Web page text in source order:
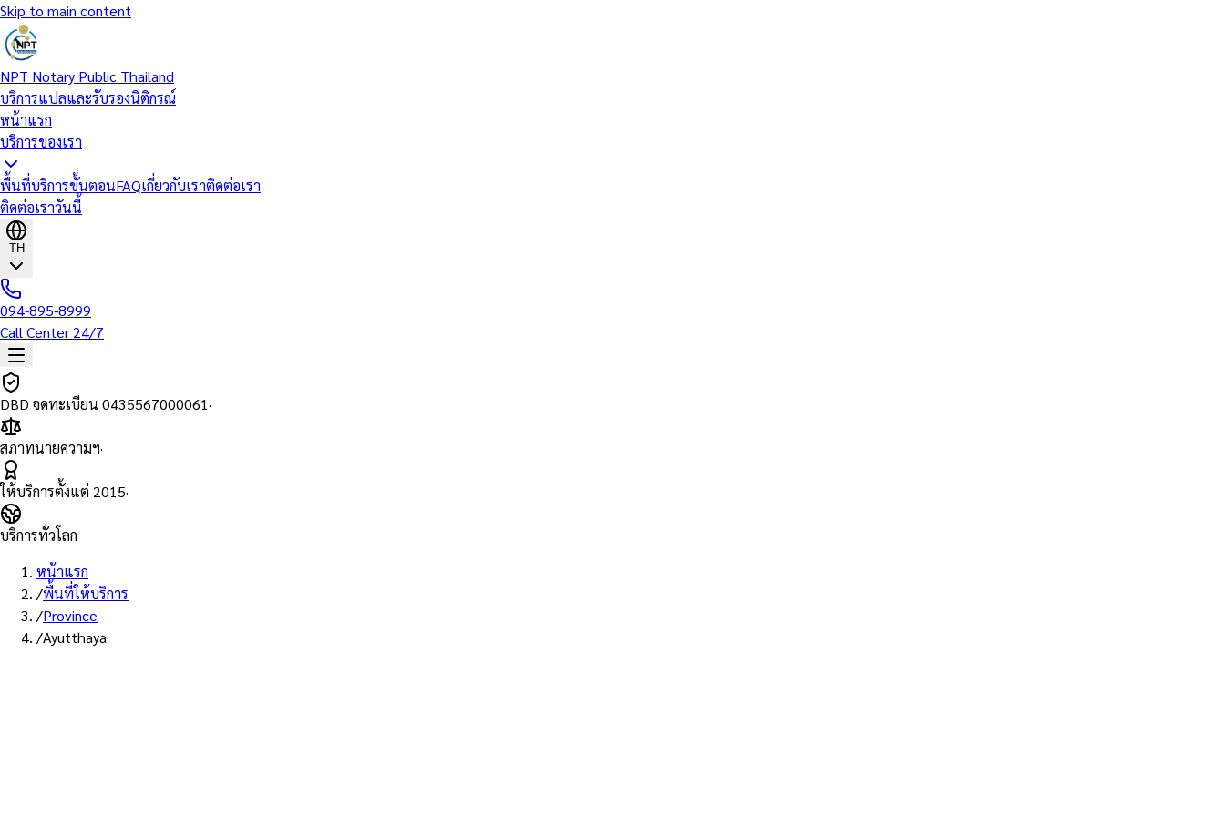
Skip to main content
NPT Notary Public Thailand
บริการแปลและรับรองนิติกรณ์
หน้าแรก
บริการของเรา
พื้นที่บริการขั้นตอนFAQเกี่ยวกับเราติดต่อเรา
ติดต่อเราวันนี้
TH
094-895-8999
Call Center 24/7
DBD จดทะเบียน 0435567000061·
สภาทนายความฯ·
ให้บริการตั้งแต่ 2015·
บริการทั่วโลก
หน้าแรก
/พื้นที่ให้บริการ
/Province
/Ayutthaya